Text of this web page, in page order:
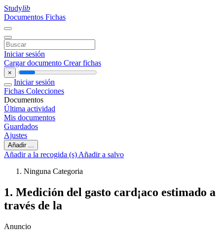
Studylib
Documentos Fichas
Iniciar sesión
Cargar documento Crear fichas
×
Iniciar sesión
Fichas Colecciones
Documentos
Última actividad
Mis documentos
Guardados
Ajustes
Añadir ...
Añadir a la recogida (s) Añadir a salvo
Ninguna Categoria
1. Medición del gasto card¡aco estimado a
través de la
Anuncio